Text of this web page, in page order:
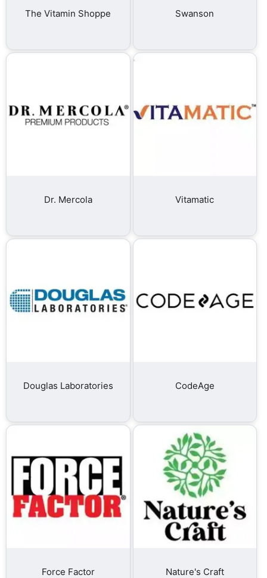
The Vitamin Shoppe Swanson
Dr. Mercola Vitamatic
Douglas Laboratories CodeAge
Force Factor Nature's Craft